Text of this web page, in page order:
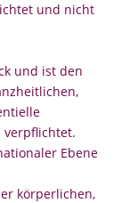
und nicht
und ist den
verpflichtet.
Ebene
körperlichen,